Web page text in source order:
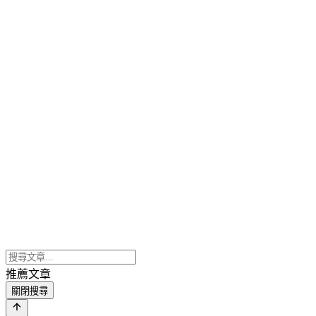
推薦文章
關閉搜尋